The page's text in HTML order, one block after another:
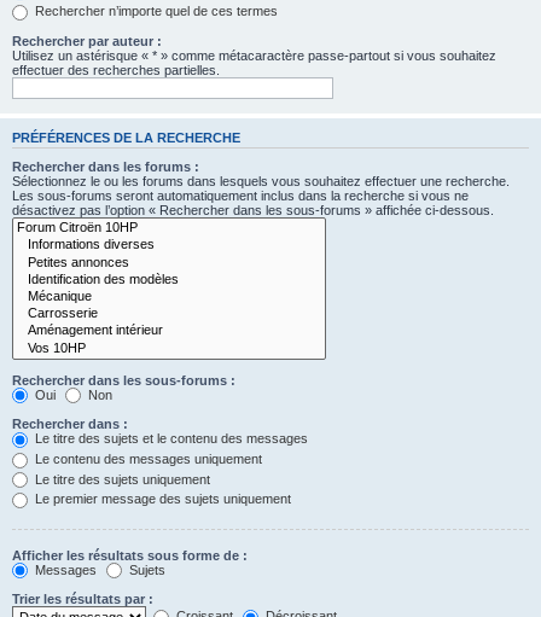
Rechercher n’importe quel de ces termes
Rechercher par auteur :
Utilisez un astérisque « * » comme métacaractère passe-partout si vous souhaitez
effectuer des recherches partielles.
PRÉFÉRENCES DE LA RECHERCHE
Rechercher dans les forums :
Sélectionnez le ou les forums dans lesquels vous souhaitez effectuer une recherche.
Les sous-forums seront automatiquement inclus dans la recherche si vous ne
désactivez pas l’option « Rechercher dans les sous-forums » affichée ci-dessous.
Rechercher dans les sous-forums :
Oui
Non
Rechercher dans :
Le titre des sujets et le contenu des messages
Le contenu des messages uniquement
Le titre des sujets uniquement
Le premier message des sujets uniquement
Afficher les résultats sous forme de :
Messages
Sujets
Trier les résultats par :